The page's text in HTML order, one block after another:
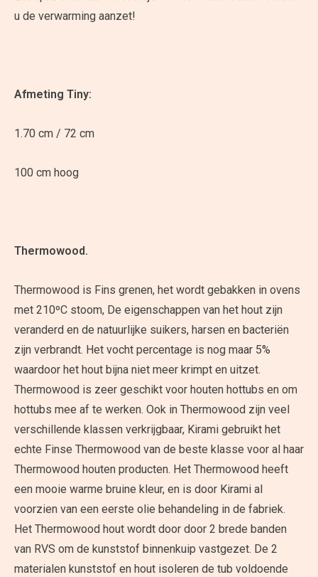
u de verwarming aanzet!
Afmeting Tiny:
1.70 cm / 72 cm
100 cm hoog
Thermowood.
Thermowood is Fins grenen, het wordt gebakken in ovens
met 210ºC stoom, De eigenschappen van het hout zijn
veranderd en de natuurlijke suikers, harsen en bacteriën
zijn verbrandt. Het vocht percentage is nog maar 5%
waardoor het hout bijna niet meer krimpt en uitzet.
Thermowood is zeer geschikt voor houten hottubs en om
hottubs mee af te werken. Ook in Thermowood zijn veel
verschillende klassen verkrijgbaar, Kirami gebruikt het
echte Finse Thermowood van de beste klasse voor al haar
Thermowood houten producten. Het Thermowood heeft
een mooie warme bruine kleur, en is door Kirami al
voorzien van een eerste olie behandeling in de fabriek.
Het Thermowood hout wordt door door 2 brede banden
van RVS om de kunststof binnenkuip vastgezet. De 2
materialen kunststof en hout isoleren de tub voldoende